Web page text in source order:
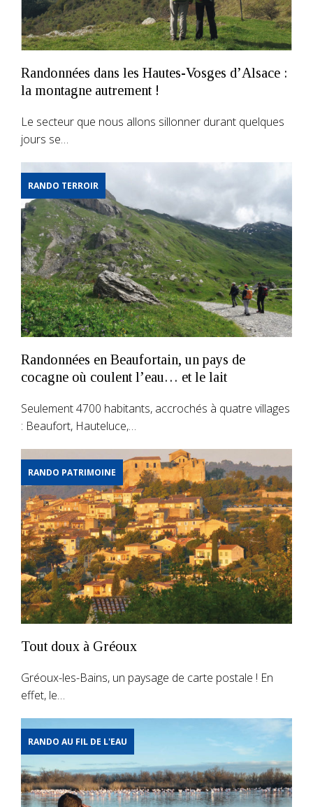
Randonnées dans les Hautes-Vosges d’Alsace :
la montagne autrement !
Le secteur que nous allons sillonner durant quelques
jours se…
RANDO TERROIR
Randonnées en Beaufortain, un pays de
cocagne où coulent l’eau… et le lait
Seulement 4700 habitants, accrochés à quatre villages
: Beaufort, Hauteluce,…
RANDO PATRIMOINE
Tout doux à Gréoux
Gréoux-les-Bains, un paysage de carte postale ! En
effet, le…
RANDO AU FIL DE L'EAU